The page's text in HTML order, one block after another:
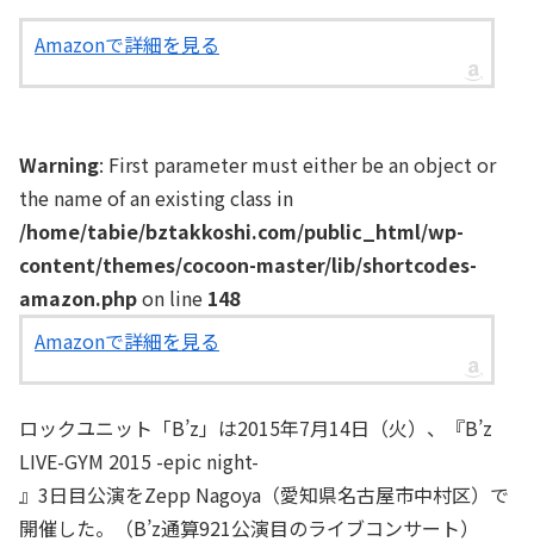
Amazonで詳細を見る
Warning: First parameter must either be an object or
the name of an existing class in
/home/tabie/bztakkoshi.com/public_html/wp-
content/themes/cocoon-master/lib/shortcodes-
amazon.phpon line 148
Amazonで詳細を見る
ロックユニット「B’z」は2015年7月14日（火）、『B’z
LIVE-GYM 2015 -epic night-
』3日目公演をZepp Nagoya（愛知県名古屋市中村区）で
開催した。（B’z通算921公演目のライブコンサート）